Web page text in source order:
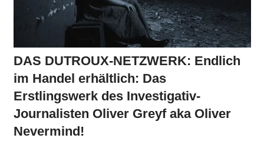
DAS DUTROUX-NETZWERK: Endlich
im Handel erhältlich: Das
Erstlingswerk des Investigativ-
Journalisten Oliver Greyf aka Oliver
Nevermind!